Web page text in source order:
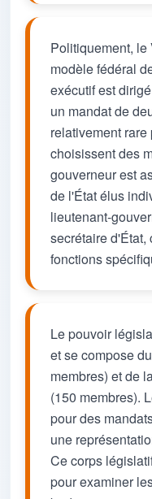
Politiquement,
modèle fédéral
exécutif est
un mandat de
relativement
choisissent des
gouverneur est
de l'État élus
lieutenant-
secrétaire
fonctions
Le pouvoir
et se compose
membres) et de
(150 membres).
pour des
une
Ce corps
pour examiner